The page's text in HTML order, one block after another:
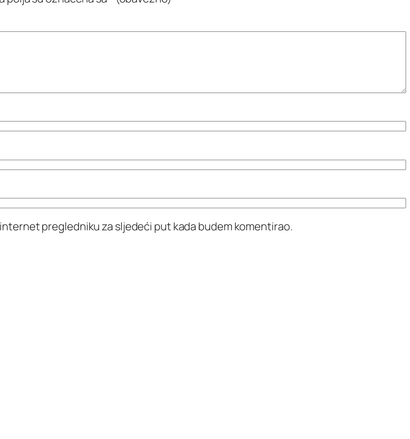
pregledniku za sljedeći put kada budem komentirao.